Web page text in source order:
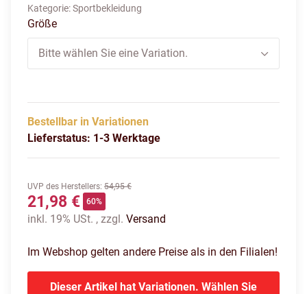
Kategorie:Sportbekleidung
Größe
Bitte wählen Sie eine Variation.
Bestellbar in Variationen
Lieferstatus: 1-3 Werktage
UVP des Herstellers: 54,95 €
21,98 € 60%
inkl. 19% USt. , zzgl. Versand
Im Webshop gelten andere Preise als in den Filialen!
Dieser Artikel hat Variationen. Wählen Sie